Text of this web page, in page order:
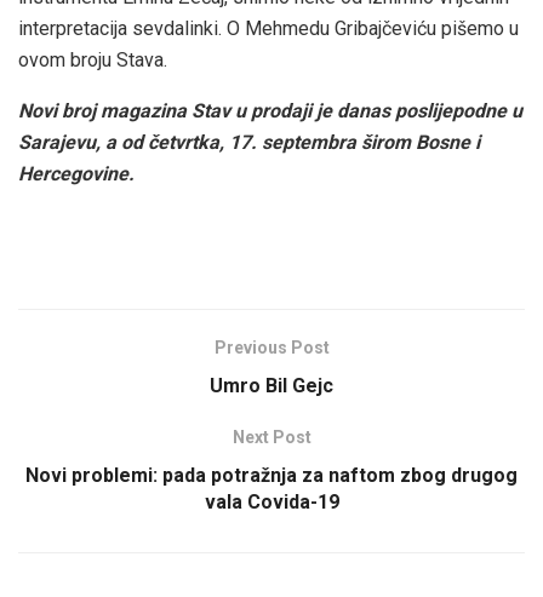
interpretacija sevdalinki. O Mehmedu Gribajčeviću pišemo u
ovom broju Stava.
Novi broj magazina Stav u prodaji je danas poslijepodne u
Sarajevu, a od četvrtka, 17. septembra širom Bosne i
Hercegovine.
Previous Post
Umro Bil Gejc
Next Post
Novi problemi: pada potražnja za naftom zbog drugog
vala Covida-19